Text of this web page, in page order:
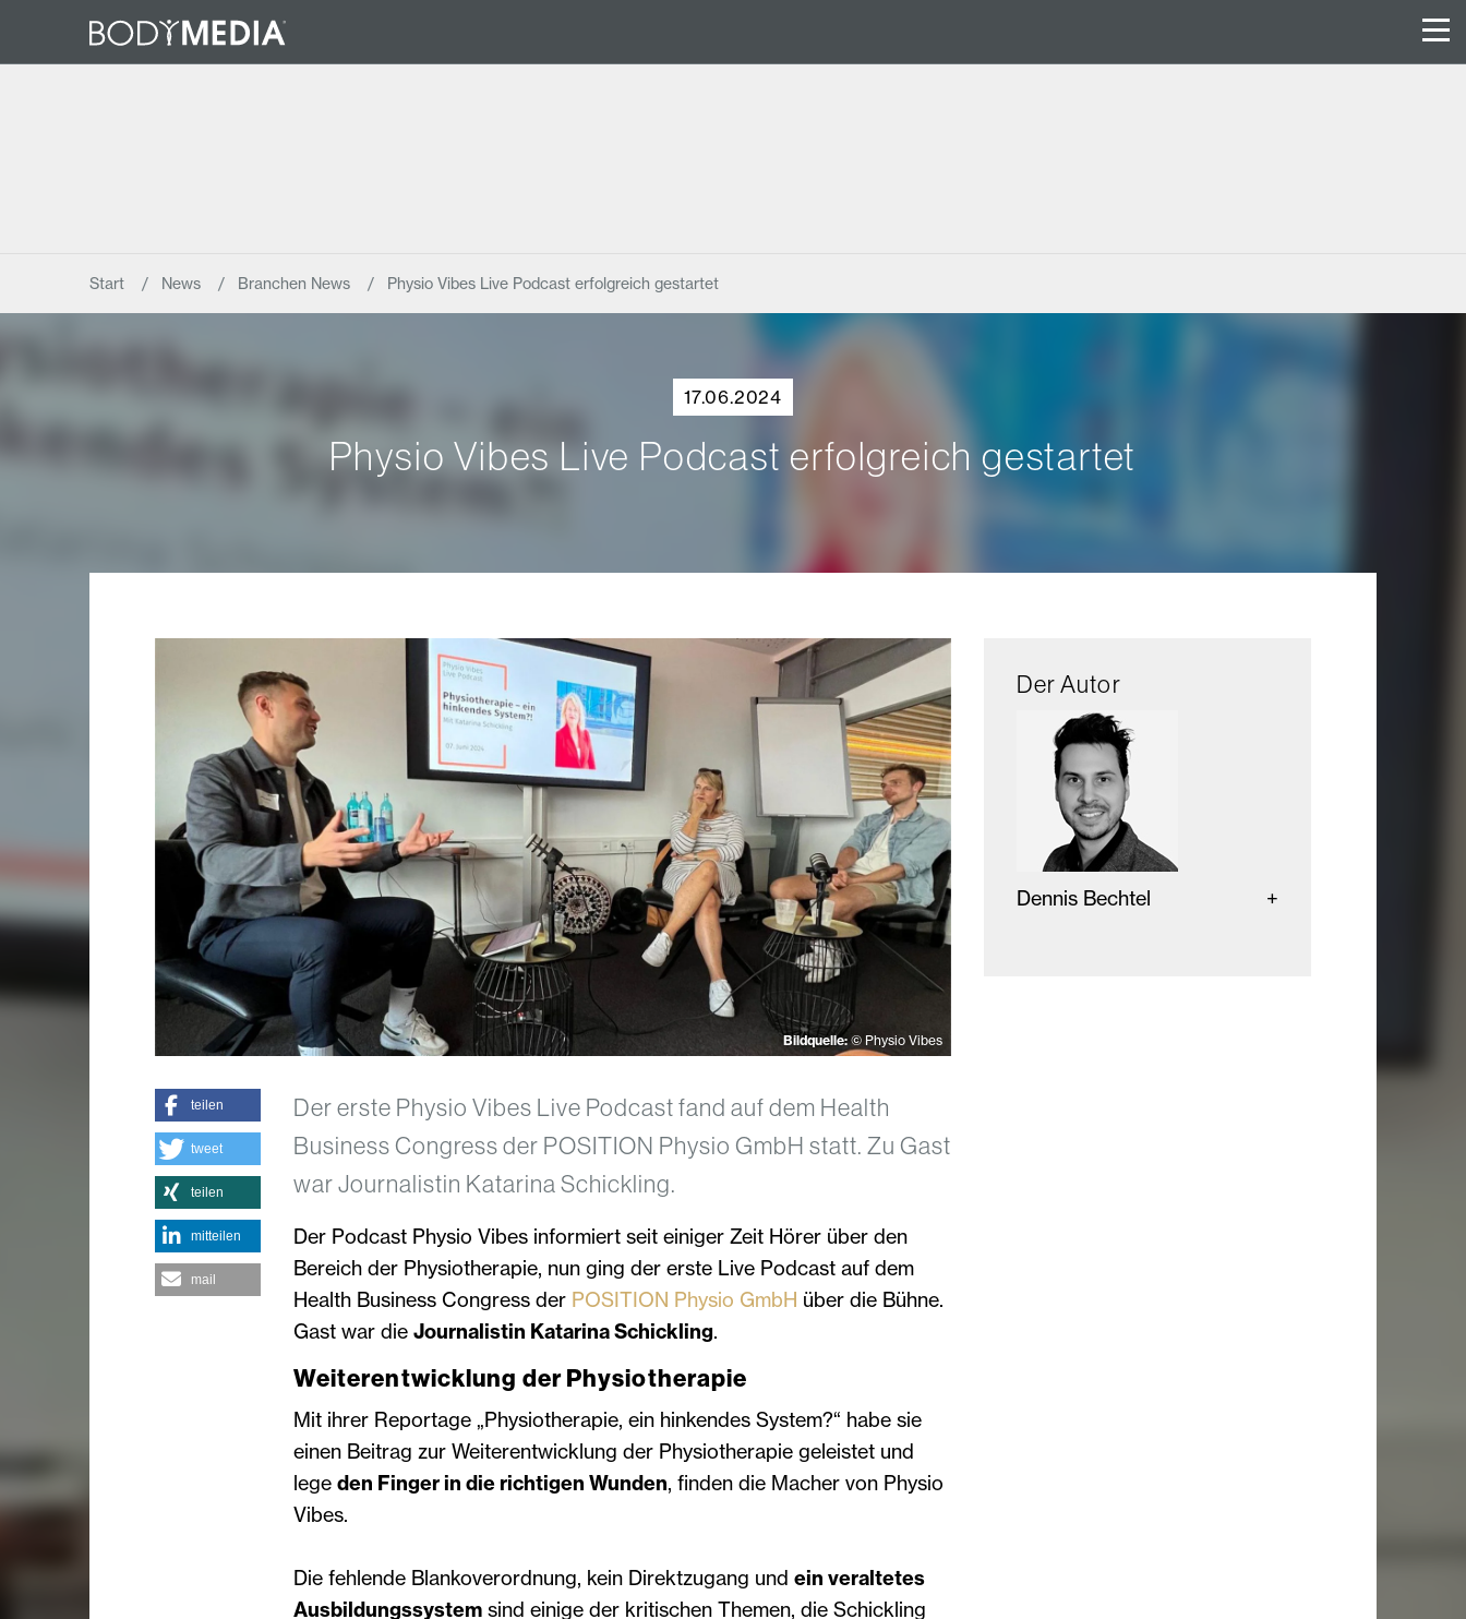
Start News Branchen News Physio Vibes Live Podcast erfolgreich gestartet
17.06.2024
Physio Vibes Live Podcast erfolgreich gestartet
Bildquelle: © Physio Vibes
Der erste Physio Vibes Live Podcast fand auf dem Health
Business Congress der POSITION Physio GmbH statt. Zu Gast
war Journalistin Katarina Schickling.
Der Podcast Physio Vibes informiert seit einiger Zeit Hörer über den
Bereich der Physiotherapie, nun ging der erste Live Podcast auf dem
Health Business Congress der POSITION Physio GmbH über die Bühne.
Gast war die Journalistin Katarina Schickling.
Weiterentwicklung der Physiotherapie
Mit ihrer Reportage „Physiotherapie, ein hinkendes System?“ habe sie
einen Beitrag zur Weiterentwicklung der Physiotherapie geleistet und
lege den Finger in die richtigen Wunden, finden die Macher von Physio
Vibes.
Die fehlende Blankoverordnung, kein Direktzugang und ein veraltetes
Ausbildungssystemsind einige der kritischen Themen, die Schickling
teilen
tweet
teilen
mitteilen
mail
Der Autor
Dennis Bechtel